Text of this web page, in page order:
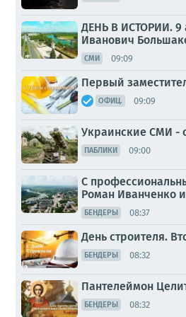
ДЕНЬ В ИСТОРИИ. 9
Иванович
СМИ 09:09
Первый
ОФИЦ. 09:09
Украинские СМИ -
ПАБЛИКИ 09:00
С
Роман Иванченко
БЕНДЕРЫ 08:37
День строителя.
БЕНДЕРЫ 08:32
Пантелеймон
БЕНДЕРЫ 08:32